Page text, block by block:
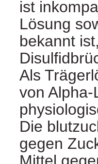
ist
Lösung
bekannt
Als
von
Die
gegen
Mittel